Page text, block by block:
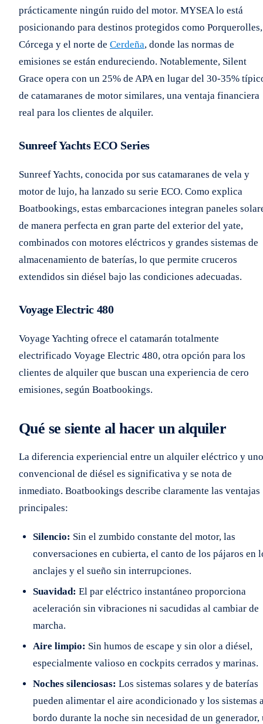
prácticamente ningún ruido del motor. MYSEA lo está
posicionando para destinos protegidos como Porquerolles,
Córcega y el norte de Cerdeña, donde las normas de
emisiones se están endureciendo. Notablemente, Silent
Grace opera con un 25% de APA en lugar del 30-35%
de catamaranes de motor similares, una ventaja financiera
real para los clientes de alquiler.
Sunreef Yachts ECO Series
Sunreef Yachts, conocida por sus catamaranes de vela y
motor de lujo, ha lanzado su serie ECO. Como explica
Boatbookings, estas embarcaciones integran paneles
de manera perfecta en gran parte del exterior del yate,
combinados con motores eléctricos y grandes sistemas de
almacenamiento de baterías, lo que permite cruceros
extendidos sin diésel bajo las condiciones adecuadas.
Voyage Electric 480
Voyage Yachting ofrece el catamarán totalmente
electrificado Voyage Electric 480, otra opción para los
clientes de alquiler que buscan una experiencia de cero
emisiones, según Boatbookings.
Qué se siente al hacer un alquiler
La diferencia experiencial entre un alquiler eléctrico y uno
convencional de diésel es significativa y se nota de
inmediato. Boatbookings describe claramente las ventajas
principales:
Silencio: Sin el zumbido constante del motor, las
conversaciones en cubierta, el canto de los pájaros en
anclajes y el sueño sin interrupciones.
Suavidad: El par eléctrico instantáneo proporciona
aceleración sin vibraciones ni sacudidas al cambiar de
marcha.
Aire limpio: Sin humos de escape y sin olor a diésel,
especialmente valioso en cockpits cerrados y marinas.
Noches silenciosas: Los sistemas solares y de baterías
pueden alimentar el aire acondicionado y los sistemas
bordo durante la noche sin necesidad de un generador,